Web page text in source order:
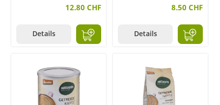
12.80 CHF
Details
8.50 CHF
Details